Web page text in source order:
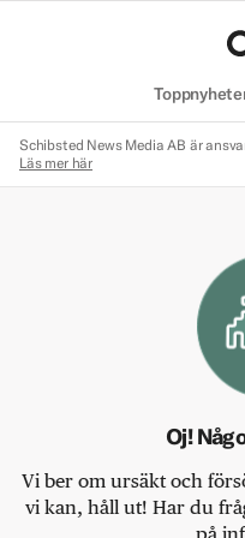
Schibsted News Media AB är
Läs mer här
Oj!
Vi ber om ursäkt och
vi kan, håll ut! Har du